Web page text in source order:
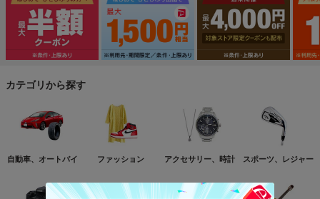
カテゴリから探す
自動車、オートバイ ファッション アクセサリー、時計 スポーツ、レジャー